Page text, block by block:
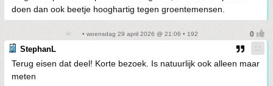
doen dan ook beetje hooghartig tegen groentemensen.
• woensdag 29 april 2026 @ 21:06 • 192
StephanL
Terug eisen dat deel! Korte bezoek. Is natuurlijk ook alleen maar
meten